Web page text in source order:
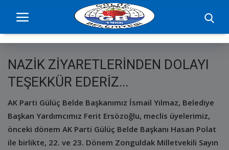
Başkan
Yönetim
NAZİK ZİYARETLERİNDEN DOLAYI
TEŞEKKÜR EDERİZ...
AK Parti Gülüç Belde Başkanımız İsmail Yılmaz, Belediye
Başkan Yardımcımız Ferit Ersözoğlu, meclis üyelerimiz,
önceki dönem AK Parti Gülüç Belde Başkanı Hasan Polat
ile birlikte, 22. ve 23. Dönem Zonguldak Milletvekili Sayın